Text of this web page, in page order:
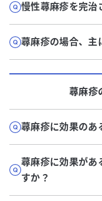
慢性蕁麻疹を完治
蕁麻疹の場合、主
蕁麻疹
蕁麻疹に効果のあ
蕁麻疹に効果があ
すか？